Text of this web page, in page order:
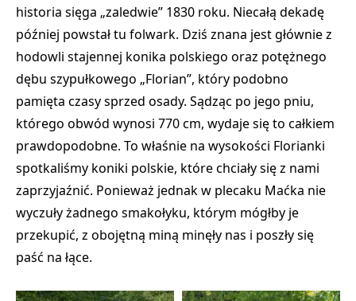
historia sięga „zaledwie” 1830 roku. Niecałą dekadę
później powstał tu folwark. Dziś znana jest głównie z
hodowli stajennej konika polskiego oraz potężnego
dębu szypułkowego „Florian”, który podobno
pamięta czasy sprzed osady. Sądząc po jego pniu,
którego obwód wynosi 770 cm, wydaje się to całkiem
prawdopodobne. To właśnie na wysokości Florianki
spotkaliśmy koniki polskie, które chciały się z nami
zaprzyjaźnić. Ponieważ jednak w plecaku Maćka nie
wyczuły żadnego smakołyku, którym mógłby je
przekupić, z obojętną miną minęły nas i poszły się
paść na łące.